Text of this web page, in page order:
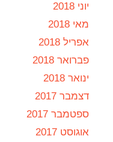
יוני 2018
מאי 2018
אפריל 2018
פברואר 2018
ינואר 2018
דצמבר 2017
ספטמבר 2017
אוגוסט 2017